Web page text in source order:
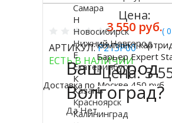
(
АРТИКУЛ:Р213Р00
ЕСТЬ В НАЛИЧИИ
Доставка по Москве 450 руб.
Цена:
3 550 руб.
Купить
Комплект
Барьер Expert
цена:3
Ваш город
Волгоград?
Да Нет
Самара
Н
Новосибирск
Нижний Новгород
Е
Екатеринбург
К
Казань
Красноярск
Калининград